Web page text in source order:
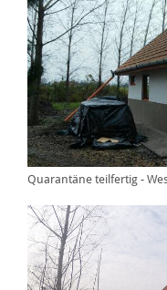
Quarantäne teilfertig -